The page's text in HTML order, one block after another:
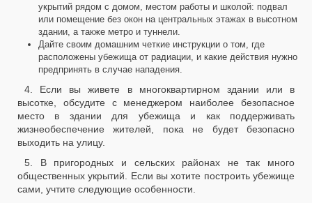
укрытий рядом с домом, местом работы и школой: подвал
или помещение без окон на центральных этажах в высотном
здании, а также метро и туннели.
Дайте своим домашним четкие инструкции о том, где
расположены убежища от радиации, и какие действия нужно
предпринять в случае нападения.
4. Если вы живете в многоквартирном здании или в
высотке, обсудите с менеджером наиболее безопасное
место в здании для убежища и как поддерживать
жизнеобеспечение жителей, пока не будет безопасно
выходить на улицу.
5. В пригородных и сельских районах не так много
общественных укрытий. Если вы хотите построить убежище
сами, учтите следующие особенности.